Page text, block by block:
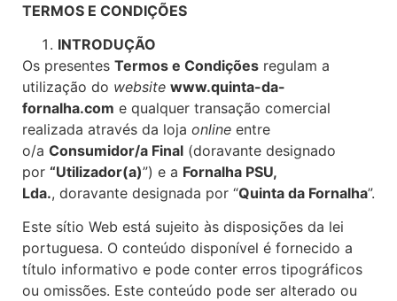
TERMOS E CONDIÇÕES
INTRODUÇÃO
Os presentes Termos e Condições regulam a
utilização do website www.quinta-da-
fornalha.com e qualquer transação comercial
realizada através da loja online entre
o/a Consumidor/a Final (doravante designado
por “Utilizador(a)”) e a Fornalha PSU,
Lda., doravante designada por “Quinta da Fornalha”.
Este sítio Web está sujeito às disposições da lei
portuguesa. O conteúdo disponível é fornecido a
título informativo e pode conter erros tipográficos
ou omissões. Este conteúdo pode ser alterado ou